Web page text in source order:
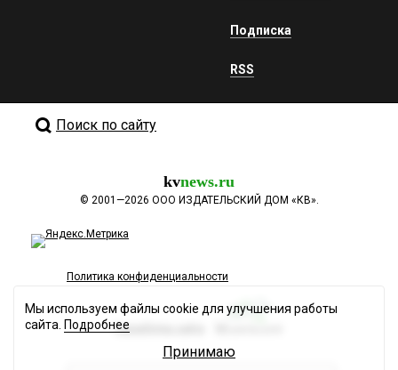
Подписка
RSS
Поиск по сайту
kvnews.ru
© 2001—2026 ООО ИЗДАТЕЛЬСКИЙ ДОМ «КВ».
Политика конфиденциальности
Разработка сайта
Мы используем файлы cookie для улучшения работы
сайта. Подробнее
Принимаю